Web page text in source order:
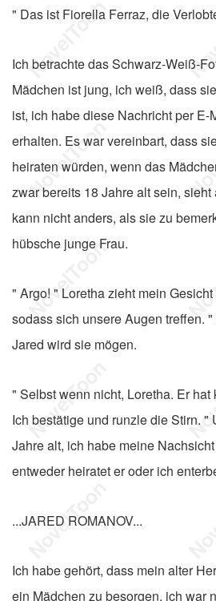
" Das ist Fiorella Ferraz, die
Ich betrachte das Schwarz-Weiß-
Mädchen ist jung, ich weiß, dass
ist, ich habe diese Nachricht per E-
erhalten. Es war vereinbart, dass
heiraten würden, wenn das
zwar bereits 18 Jahre alt sein,
kann nicht anders, als sie zu
hübsche junge Frau.
" Argo! " Loretha zieht mein
sodass sich unsere Augen treffen.
Jared wird sie mögen.
" Selbst wenn nicht, Loretha. Er
Ich bestätige und runzle die Stirn. "
Jahre alt, ich habe meine
entweder heiratet er oder ich
...JARED ROMANOV...
Ich habe gehört, dass mein alter
ein Mädchen zu besorgen, ich war